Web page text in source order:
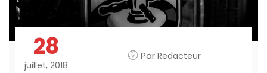
28
juillet, 2018
Par Redacteur